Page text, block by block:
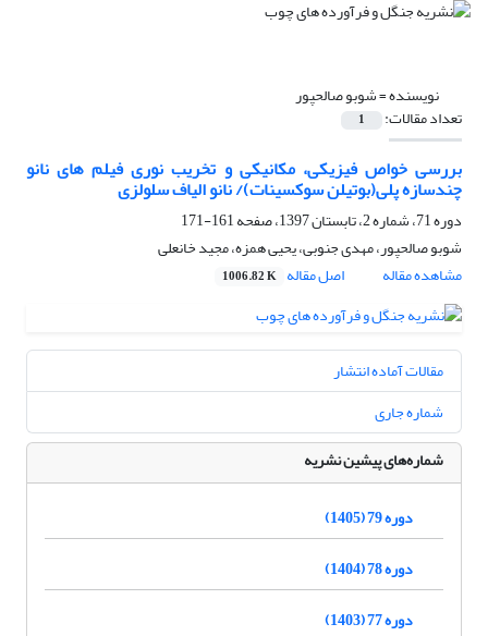
نویسنده =شوبو صالحپور
تعداد مقالات: 1
بررسی خواص فیزیکی، مکانیکی و تخریب نوری فیلم های نانو
چندسازه پلی(بوتیلن سوکسینات)/ نانو الیاف سلولزی
دوره 71، شماره 2، تابستان 1397، صفحه
161-171
شوبو صالحپور، مهدی جنوبی، یحیی همزه، مجید خانعلی
مشاهده مقاله
اصل مقاله 1006.82 K
مقالات آماده انتشار
شماره جاری
شماره‌های پیشین نشریه
دوره 79 (1405)
دوره 78 (1404)
دوره 77 (1403)